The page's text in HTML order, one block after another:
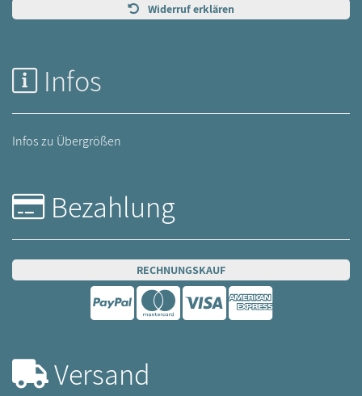
Widerruf erklären
Infos
Infos zu Übergrößen
Bezahlung
RECHNUNGSKAUF
Versand